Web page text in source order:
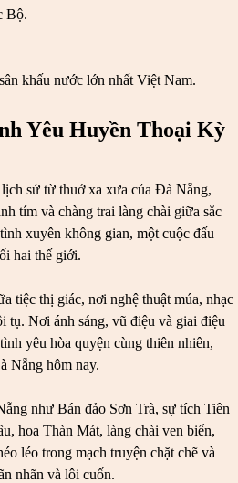
Bộ.
khấu nước lớn nhất Việt Nam.
Yêu Huyền Thoại Kỳ
sử từ thuở xa xưa của Đà Nẵng,
tím và chàng trai làng chài giữa sắc
xuyên không gian, một cuộc đấu
hai thế giới.
tiệc thị giác, nơi nghệ thuật múa, nhạc
tụ. Nơi ánh sáng, vũ điệu và giai điệu
yêu hòa quyện cùng thiên nhiên,
Nẵng hôm nay.
như Bán đảo Sơn Trà, sự tích Tiên
hoa Thàn Mát, làng chài ven biển,
léo trong mạch truyện chặt chẽ và
nhãn và lôi cuốn.